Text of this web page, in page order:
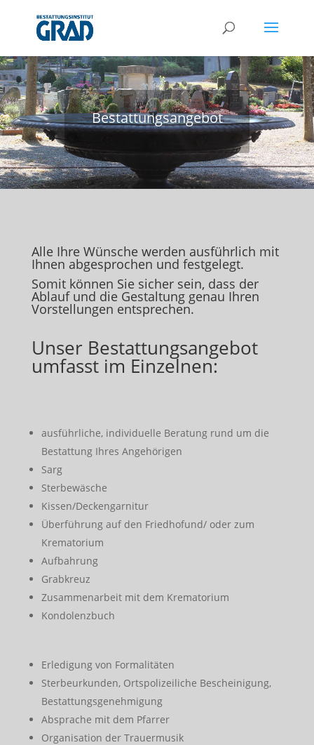
Bestattungsangebot
Alle Ihre Wünsche werden ausführlich mit
Ihnen abgesprochen und festgelegt.
Somit können Sie sicher sein, dass der
Ablauf und die Gestaltung genau Ihren
Vorstellungen entsprechen.
Unser Bestattungsangebot
umfasst im Einzelnen:
ausführliche, individuelle Beratung rund um die
Bestattung Ihres Angehörigen
Sarg
Sterbewäsche
Kissen/Deckengarnitur
Überführung auf den Friedhofund/ oder zum
Krematorium
Aufbahrung
Grabkreuz
Zusammenarbeit mit dem Krematorium
Kondolenzbuch
Erledigung von Formalitäten
Sterbeurkunden, Ortspolizeiliche Bescheinigung,
Bestattungsgenehmigung
Absprache mit dem Pfarrer
Organisation der Trauermusik